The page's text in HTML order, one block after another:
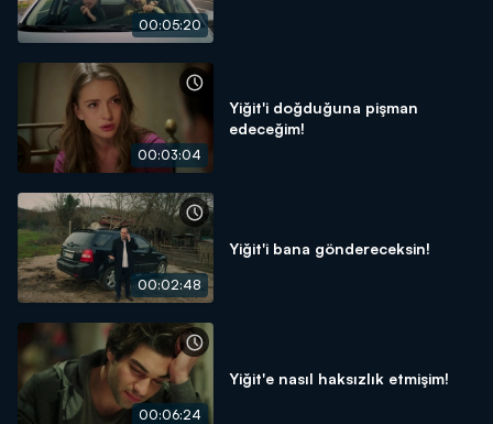
00:05:20
00:03:04
Yiğit'i doğduğuna pişman
edeceğim!
00:02:48
Yiğit'i bana göndereceksin!
00:06:24
Yiğit'e nasıl haksızlık etmişim!